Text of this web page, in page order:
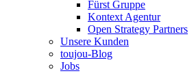
Fürst Gruppe
Kontext Agentur
Open Strategy Partners
Unsere Kunden
toujou-Blog
Jobs